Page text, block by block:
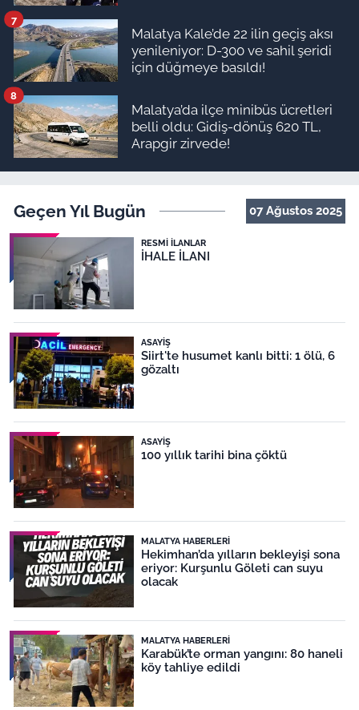
Malatya Kale’de 22 ilin geçiş aksı
yenileniyor: D-300 ve sahil şeridi
için düğmeye basıldı!
7
Malatya’da ilçe minibüs ücretleri
belli oldu: Gidiş-dönüş 620 TL,
Arapgir zirvede!
8
Geçen Yıl Bugün 07 Ağustos 2025
RESMI İLANLAR
İHALE İLANI
ASAYIŞ
Siirt'te husumet kanlı bitti: 1 ölü, 6
gözaltı
ASAYIŞ
100 yıllık tarihi bina çöktü
MALATYA HABERLERI
Hekimhan’da yılların bekleyişi sona
eriyor: Kurşunlu Göleti can suyu
olacak
MALATYA HABERLERI
Karabük’te orman yangını: 80 haneli
köy tahliye edildi